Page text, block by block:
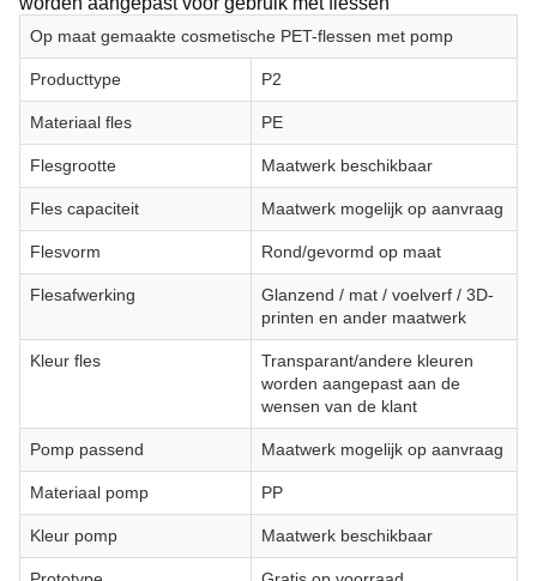
Op maat gemaakte cosmetische PET-flessen met pomp
Producttype P2
Materiaal fles PE
Flesgrootte Maatwerk beschikbaar
Fles capaciteit Maatwerk mogelijk op aanvraag
Flesvorm Rond/gevormd op maat
Flesafwerking
Glanzend / mat / voelverf / 3D-
printen en ander maatwerk
Kleur fles
Transparant/andere kleuren
worden aangepast aan de
wensen van de klant
Pomp passend Maatwerk mogelijk op aanvraag
Materiaal pomp PP
Kleur pomp Maatwerk beschikbaar